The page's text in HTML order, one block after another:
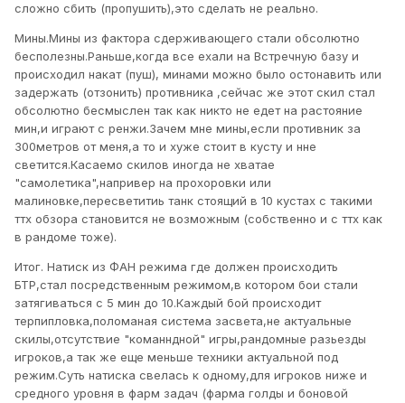
сложно сбить (пропушить),это сделать не реально.
Мины.Мины из фактора сдерживающего стали обсолютно
бесполезны.Раньше,когда все ехали на Встречную базу и
происходил накат (пуш), минами можно было остонавить или
задержать (отзонить) противника ,сейчас же этот скил стал
обсолютно бесмыслен так как никто не едет на растояние
мин,и играют с ренжи.Зачем мне мины,если противник за
300метров от меня,а то и хуже стоит в кусту и нне
светится.Касаемо скилов иногда не хватае
"самолетика",напривер на прохоровки или
малиновке,пересветитиь танк стоящий в 10 кустах с такими
ттх обзора становится не возможным (собственно и с ттх как
в рандоме тоже).
Итог. Натиск из ФАН режима где должен происходить
БТР,стал посредственным режимом,в котором бои стали
затягиваться с 5 мин до 10.Каждый бой происходит
терпипловка,поломаная система засвета,не актуальные
скилы,отсутствие "команндной" игры,рандомные разьезды
игроков,а так же еще меньше техники актуальной под
режим.Суть натиска свелась к одному,для игроков ниже и
средного уровня в фарм задач (фарма голды и боновой